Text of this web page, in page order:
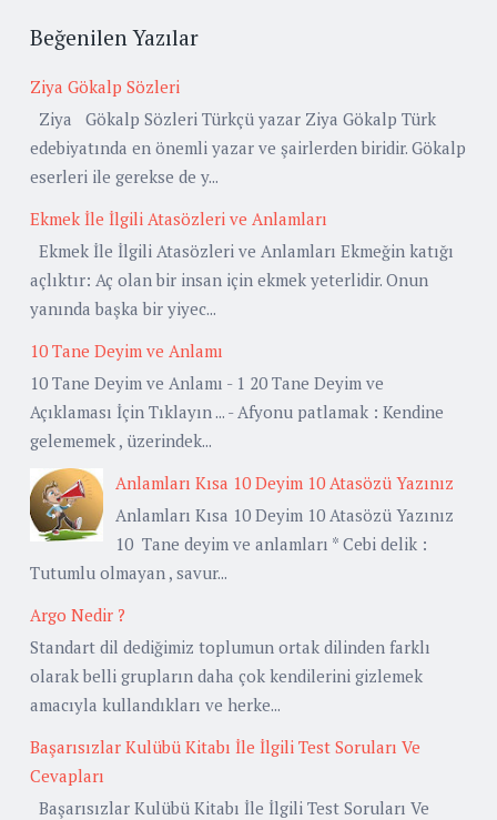
Beğenilen Yazılar
Ziya Gökalp Sözleri
Ziya Gökalp Sözleri Türkçü yazar Ziya Gökalp Türk
edebiyatında en önemli yazar ve şairlerden biridir. Gökalp
eserleri ile gerekse de y...
Ekmek İle İlgili Atasözleri ve Anlamları
Ekmek İle İlgili Atasözleri ve Anlamları Ekmeğin katığı
açlıktır: Aç olan bir insan için ekmek yeterlidir. Onun
yanında başka bir yiyec...
10 Tane Deyim ve Anlamı
10 Tane Deyim ve Anlamı - 1 20 Tane Deyim ve
Açıklaması İçin Tıklayın ... - Afyonu patlamak : Kendine
gelememek , üzerindek...
Anlamları Kısa 10 Deyim 10 Atasözü Yazınız
Anlamları Kısa 10 Deyim 10 Atasözü Yazınız
10 Tane deyim ve anlamları * Cebi delik :
Tutumlu olmayan , savur...
Argo Nedir ?
Standart dil dediğimiz toplumun ortak dilinden farklı
olarak belli grupların daha çok kendilerini gizlemek
amacıyla kullandıkları ve herke...
Başarısızlar Kulübü Kitabı İle İlgili Test Soruları Ve
Cevapları
Başarısızlar Kulübü Kitabı İle İlgili Test Soruları Ve